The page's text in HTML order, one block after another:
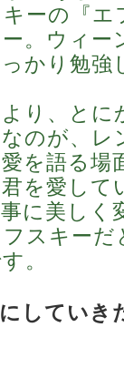
ーの『エ
。ウィー
かり勉強
り、とに
のが、レ
を語る場
を愛して
に美しく
スキーだ
。
していき